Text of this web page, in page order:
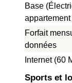
Base
Forfait
données
Internet (60
Sports et